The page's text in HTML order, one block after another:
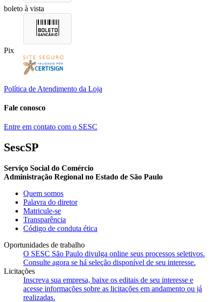
boleto à vista
Pix
Política de Atendimento da Loja
Fale conosco
Entre em contato com o SESC
SescSP
Serviço Social do Comércio
Administração Regional no Estado de São Paulo
Quem somos
Palavra do diretor
Matricule-se
Transparência
Código de conduta ética
Oportunidades de trabalho
O SESC São Paulo divulga online seus processos seletivos.
Consulte agora se há seleção disponível de seu interesse.
Licitações
Inscreva sua empresa, baixe os editais de seu interesse e
acesse informações sobre as licitações em andamento ou já
realizadas.